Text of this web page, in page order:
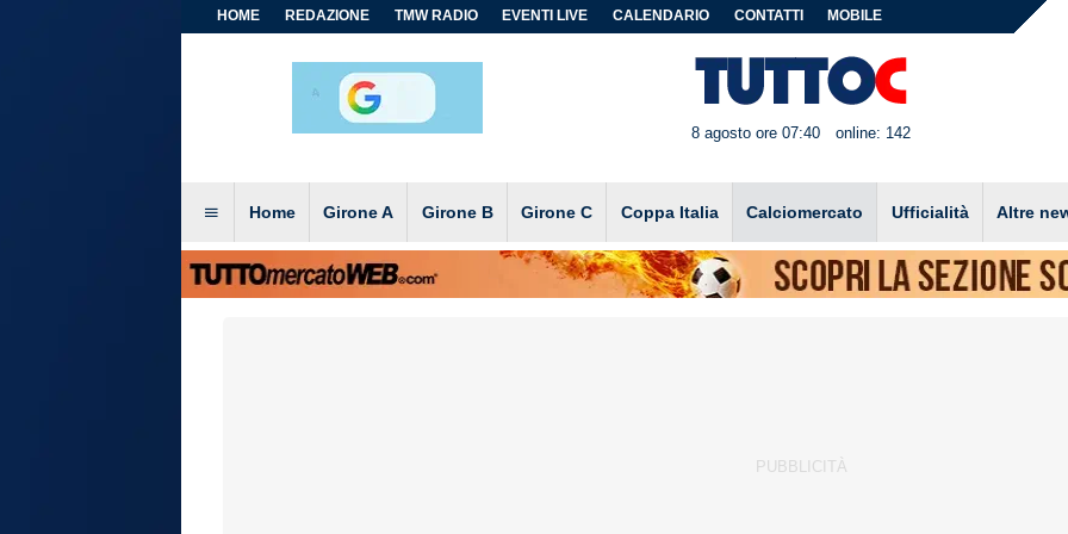
HOME REDAZIONE TMW RADIO EVENTI LIVE CALENDARIO CONTATTI MOBILE
8 agosto ore 07:40 online: 142
Home Girone A Girone B Girone C Coppa Italia Calciomercato Ufficialità Altre